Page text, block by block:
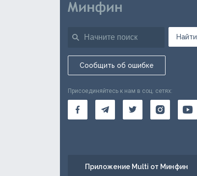
Найти
Сообщить об ошибке
Присоединяйтесь к нам в соц. сетях:
Приложение Multi от Минфин